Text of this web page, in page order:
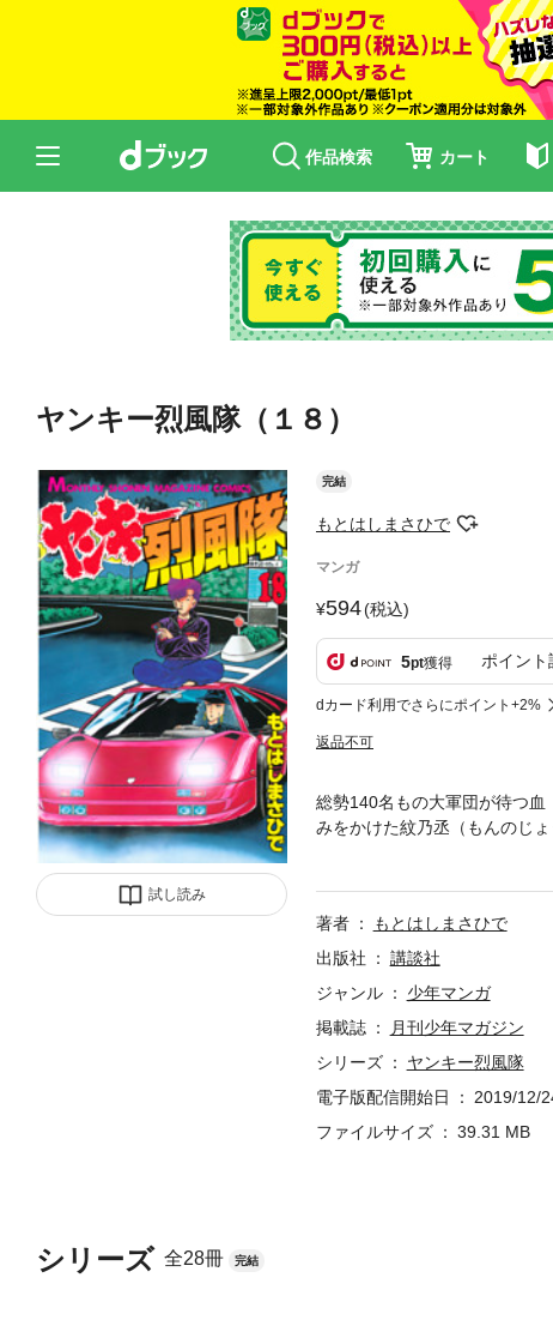
作品検索 カート
ヤンキー烈風隊（１８）
試し読み
完結
もとはしまさひで
マンガ
594(税込)
5pt獲得 ポイント
dカード利用でさらにポイント+2%
返品不可
シリーズ 全28冊 完結
総勢140名もの大軍団が待つ
みをかけた紋乃丞（もんのじ
勝負を求めた。だが総長は、
著者
もとはしまさひで
出版社
講談社
ジャンル
少年マンガ
掲載誌
月刊少年マガジン
シリーズ
ヤンキー烈風隊
電子版配信開始日
2019/12/
ファイルサイズ
39.31 MB